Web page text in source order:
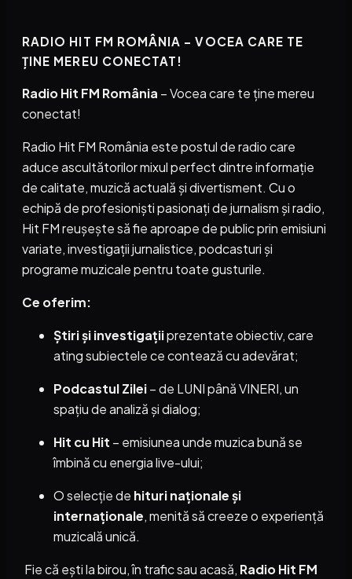
RADIO HIT FM ROMÂNIA – VOCEA CARE TE
ȚINE MEREU CONECTAT!
Radio Hit FM România – Vocea care te ține mereu
conectat!
Radio Hit FM România este postul de radio care
aduce ascultătorilor mixul perfect dintre informație
de calitate, muzică actuală și divertisment. Cu o
echipă de profesioniști pasionați de jurnalism și radio,
Hit FM reușește să fie aproape de public prin emisiuni
variate, investigații jurnalistice, podcasturi și
programe muzicale pentru toate gusturile.
Ce oferim:
Știri și investigațiiprezentate obiectiv, care
ating subiectele ce contează cu adevărat;
Podcastul Zilei– de LUNI până VINERI, un
spațiu de analiză și dialog;
Hit cu Hit – emisiunea unde muzica bună se
îmbină cu energia live-ului;
O selecție de hituri naționale și
internaționale, menită să creeze o experiență
muzicală unică.
Fie că ești la birou, în trafic sau acasă, Radio Hit FM